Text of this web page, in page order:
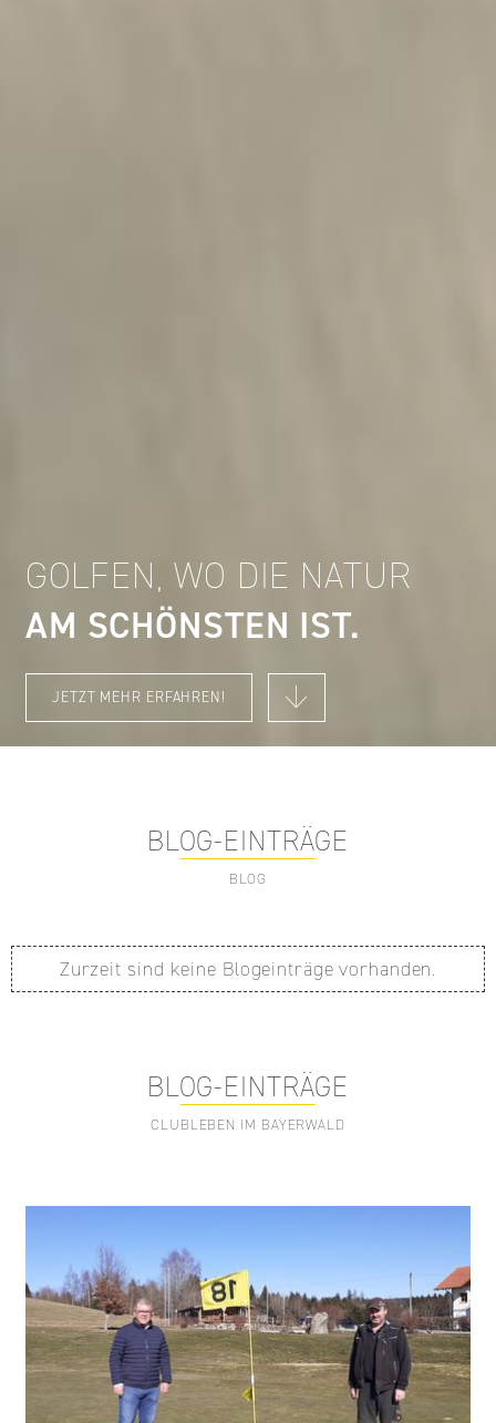
GOLFEN, WO DIE NATUR
AM SCHÖNSTEN IST
JETZT MEHR ERFAHREN!
BLOG-EINTRÄGE
BLOG
Zurzeit sind keine Blogeinträge vorhanden.
BLOG-EINTRÄGE
CLUBLEBEN IM BAYERWALD